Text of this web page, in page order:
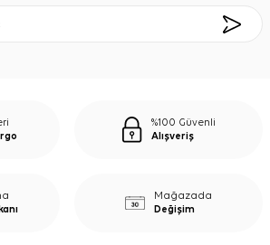
%100 Güvenli
Alışveriş
Mağazada
Değişim